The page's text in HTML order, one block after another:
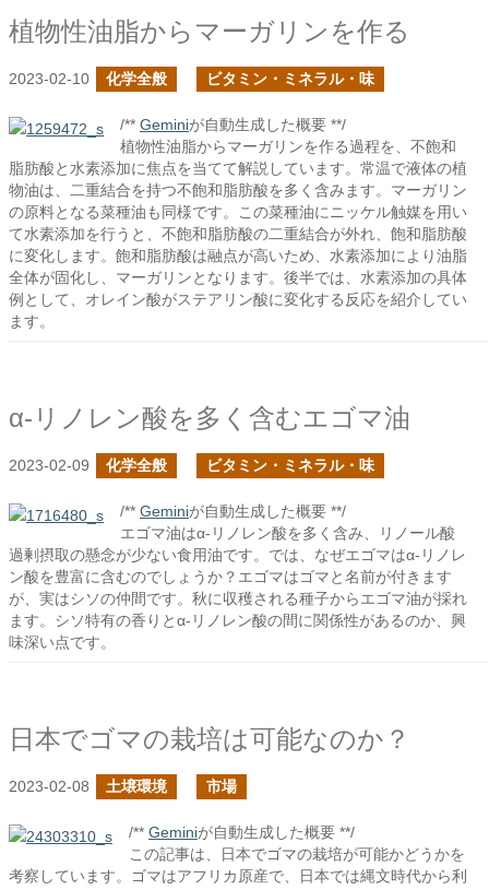
植物性油脂からマーガリンを作る
2023-02-10 化学全般 ビタミン・ミネラル・味
/** Geminiが自動生成した概要 **/
植物性油脂からマーガリンを作る過程を、不飽和
脂肪酸と水素添加に焦点を当てて解説しています。常温で液体の植
物油は、二重結合を持つ不飽和脂肪酸を多く含みます。マーガリン
の原料となる菜種油も同様です。この菜種油にニッケル触媒を用い
て水素添加を行うと、不飽和脂肪酸の二重結合が外れ、飽和脂肪酸
に変化します。飽和脂肪酸は融点が高いため、水素添加により油脂
全体が固化し、マーガリンとなります。後半では、水素添加の具体
例として、オレイン酸がステアリン酸に変化する反応を紹介してい
ます。
α-リノレン酸を多く含むエゴマ油
2023-02-09 化学全般 ビタミン・ミネラル・味
/** Geminiが自動生成した概要 **/
エゴマ油はα-リノレン酸を多く含み、リノール酸
過剰摂取の懸念が少ない食用油です。では、なぜエゴマはα-リノレ
ン酸を豊富に含むのでしょうか？エゴマはゴマと名前が付きます
が、実はシソの仲間です。秋に収穫される種子からエゴマ油が採れ
ます。シソ特有の香りとα-リノレン酸の間に関係性があるのか、興
味深い点です。
日本でゴマの栽培は可能なのか？
2023-02-08 土壌環境 市場
/** Geminiが自動生成した概要 **/
この記事は、日本でゴマの栽培が可能かどうかを
考察しています。ゴマはアフリカ原産で、日本では縄文時代から利